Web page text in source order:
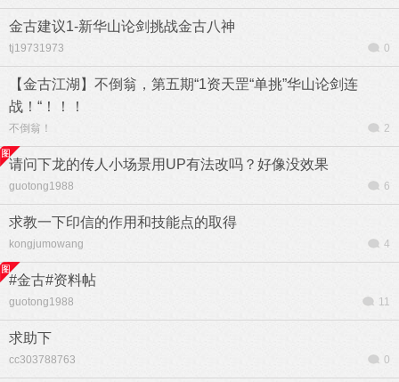
金古建议1-新华山论剑挑战金古八神
tj19731973 0
【金古江湖】不倒翁，第五期“1资天罡“单挑”华山论剑连
战！“！！！
不倒翁！ 2
请问下龙的传人小场景用UP有法改吗？好像没效果
guotong1988 6
求教一下印信的作用和技能点的取得
kongjumowang 4
#金古#资料帖
guotong1988 11
求助下
cc303788763 0